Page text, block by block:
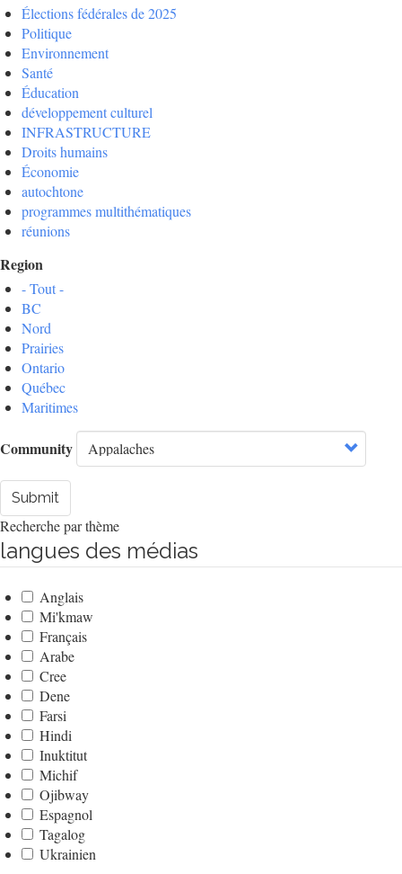
Élections fédérales de 2025
Politique
Environnement
Santé
Éducation
développement culturel
INFRASTRUCTURE
Droits humains
Économie
autochtone
programmes multithématiques
réunions
Region
- Tout -
BC
Nord
Prairies
Ontario
Québec
Maritimes
Community
Submit
Recherche par thème
langues des médias
Anglais
Mi'kmaw
Français
Arabe
Cree
Dene
Farsi
Hindi
Inuktitut
Michif
Ojibway
Espagnol
Tagalog
Ukrainien